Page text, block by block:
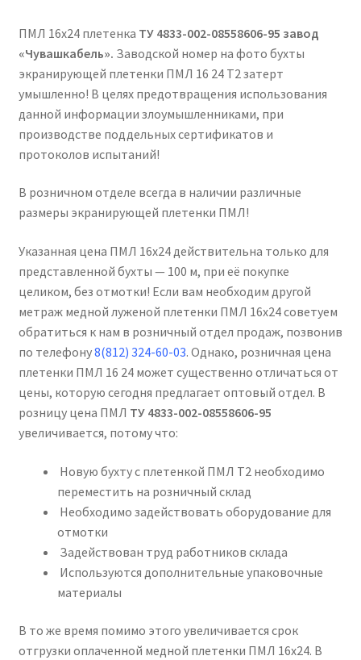
ПМЛ 16х24 плетенка ТУ 4833-002-08558606-95 завод
«Чувашкабель». Заводской номер на фото бухты
экранирующей плетенки ПМЛ 16 24 Т2 затерт
умышленно! В целях предотвращения использования
данной информации злоумышленниками, при
производстве поддельных сертификатов и
протоколов испытаний!
В розничном отделе всегда в наличии различные
размеры экранирующей плетенки ПМЛ!
Указанная цена ПМЛ 16х24 действительна только для
представленной бухты — 100 м, при её покупке
целиком, без отмотки! Если вам необходим другой
метраж медной луженой плетенки ПМЛ 16х24 советуем
обратиться к нам в розничный отдел продаж, позвонив
по телефону8(812) 324-60-03. Однако, розничная цена
плетенки ПМЛ 16 24 может существенно отличаться от
цены, которую сегодня предлагает оптовый отдел. В
розницу цена ПМЛ ТУ 4833-002-08558606-95
увеличивается, потому что:
Новую бухту с плетенкой ПМЛ Т2 необходимо
переместить на розничный склад
Необходимо задействовать оборудование для
отмотки
Задействован труд работников склада
Используются дополнительные упаковочные
материалы
В то же время помимо этого увеличивается срок
отгрузки оплаченной медной плетенки ПМЛ 16х24. В